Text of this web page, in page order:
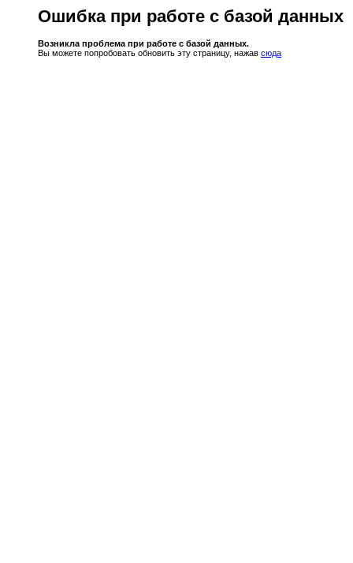
Ошибка при работе с базой данных
Возникла проблема при работе с базой данных.
Вы можете попробовать обновить эту страницу, нажав сюда